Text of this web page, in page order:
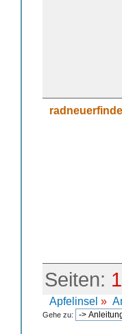
Seiten: 1
Apfelinsel »
Gehe zu: